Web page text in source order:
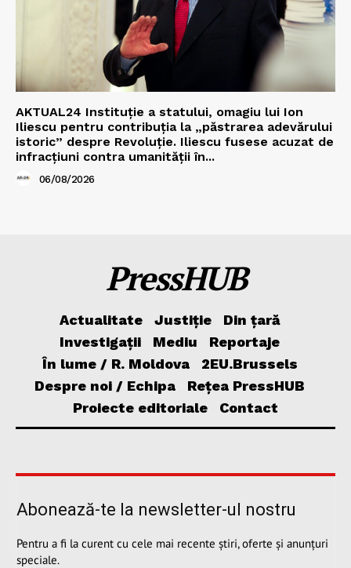
AKTUAL24 Instituție a statului, omagiu lui Ion
Iliescu pentru contribuția la „păstrarea adevărului
istoric” despre Revoluție. Iliescu fusese acuzat de
infracțiuni contra umanității în...
06/08/2026
PressHUB
Actualitate Justiție
Din țară
Investigații
Mediu
Reportaje
În lume / R. Moldova
2EU.Brussels
Despre noi / Echipa
Rețea PressHUB
Proiecte editoriale
Contact
Abonează-te la newsletter-ul nostru
Pentru a fi la curent cu cele mai recente știri, oferte și anunțuri
speciale.